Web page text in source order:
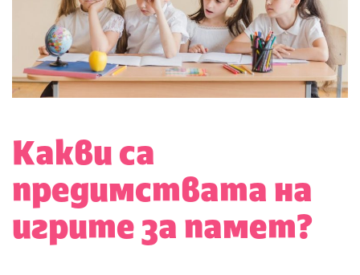
Какви са
предимствата на
игрите за памет?